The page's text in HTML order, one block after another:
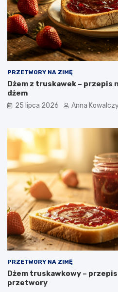
PRZETWORY NA ZIMĘ
Dżem z truskawek – przepis
dżem
25 lipca 2026 Anna
PRZETWORY NA ZIMĘ
Dżem truskawkowy –
przetwory